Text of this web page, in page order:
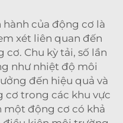
của động cơ là
xét liên quan đến
Chu kỳ tải, số lần
như nhiệt độ môi
đến hiệu quả và
cơ trong các khu vực
một động cơ có khả